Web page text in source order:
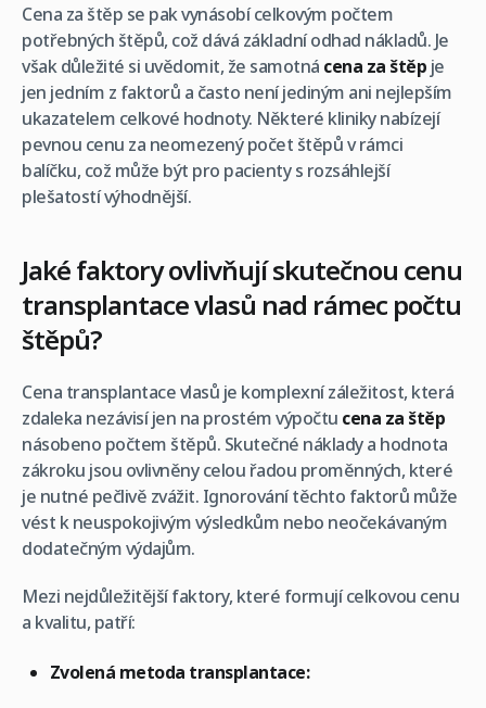
Cena za štěp se pak vynásobí celkovým počtem
potřebných štěpů, což dává základní odhad nákladů. Je
však důležité si uvědomit, že samotná cena za štěp je
jen jedním z faktorů a často není jediným ani nejlepším
ukazatelem celkové hodnoty. Některé kliniky nabízejí
pevnou cenu za neomezený počet štěpů v rámci
balíčku, což může být pro pacienty s rozsáhlejší
plešatostí výhodnější.
Jaké faktory ovlivňují skutečnou cenu
transplantace vlasů nad rámec počtu
štěpů?
Cena transplantace vlasů je komplexní záležitost, která
zdaleka nezávisí jen na prostém výpočtu cena za štěp
násobeno počtem štěpů. Skutečné náklady a hodnota
zákroku jsou ovlivněny celou řadou proměnných, které
je nutné pečlivě zvážit. Ignorování těchto faktorů může
vést k neuspokojivým výsledkům nebo neočekávaným
dodatečným výdajům.
Mezi nejdůležitější faktory, které formují celkovou cenu
a kvalitu, patří:
Zvolená metoda transplantace: